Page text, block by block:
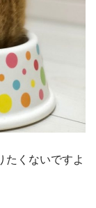
たくないですよ